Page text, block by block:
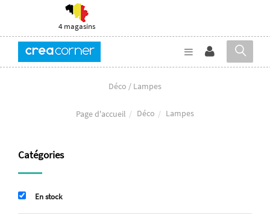
4 magasins
Déco / Lampes
Page d'accueil Déco Lampes
Catégories
En stock